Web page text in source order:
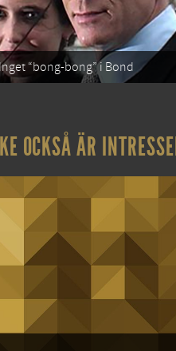
“bong-bong” i Bond
OCKSÅ ÄR